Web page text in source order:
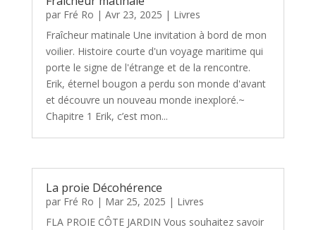
par Fré Ro | Avr 23, 2025 | Livres
Fraîcheur matinale Une invitation à bord de mon
voilier. Histoire courte d'un voyage maritime qui
porte le signe de l'étrange et de la rencontre.
Erik, éternel bougon a perdu son monde d'avant
et découvre un nouveau monde inexploré.~
Chapitre 1 Erik, c’est mon...
La proie Décohérence
par Fré Ro | Mar 25, 2025 | Livres
FLA PROIE CÔTE JARDIN Vous souhaitez savoir